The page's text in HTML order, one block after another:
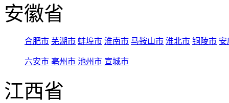
安徽省
合肥市 芜湖市 蚌埠市 淮南市 马鞍山市 淮北市 铜陵市 安
六安市 亳州市 池州市 宣城市
江西省